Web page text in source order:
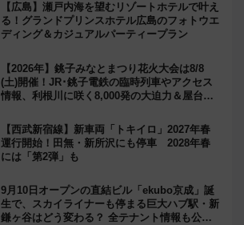
【広島】瀬戸内海を望むリゾートホテルで叶え
る！グランドプリンスホテル広島のフォトウエ
ディング＆カジュアルパーティープラン
【2026年】銚子みなとまつり花火大会は8/8
(土)開催！JR･銚子電鉄の臨時列車やアクセス
情報、利根川に咲く8,000発の大迫力＆屋台を
【西武新宿線】新車両「トキイロ」2027年春
運行開始！田無・新所沢にも停車 2028年春
には「第2弾」も
9月10日オープンの直結ビル「ekubo京成」誕
生で、スカイライナーも停まる巨大ハブ駅・新
鎌ヶ谷はどう変わる？ 全テナント情報も公